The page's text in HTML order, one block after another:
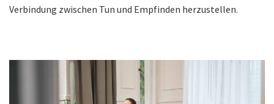
Verbindung zwischen Tun und Empfinden herzustellen.